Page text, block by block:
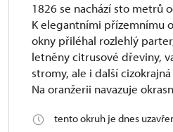
1826 se nachází sto metrů
K elegantními přízemnímu
okny přiléhal rozlehlý
letněny citrusové dřeviny,
stromy, ale i další
Na oranžerii navazuje
tento okruh je dnes